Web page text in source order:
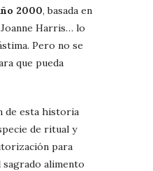
2000, basada en
Harris… lo
Pero no se
que pueda
de esta historia
de ritual y
para
alimento